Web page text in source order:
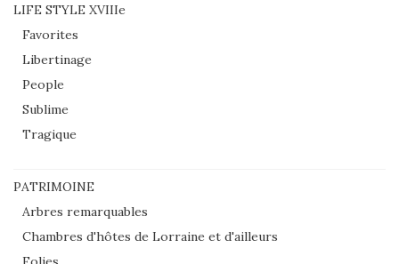
LIFE STYLE XVIIIe
Favorites
Libertinage
People
Sublime
Tragique
PATRIMOINE
Arbres remarquables
Chambres d'hôtes de Lorraine et d'ailleurs